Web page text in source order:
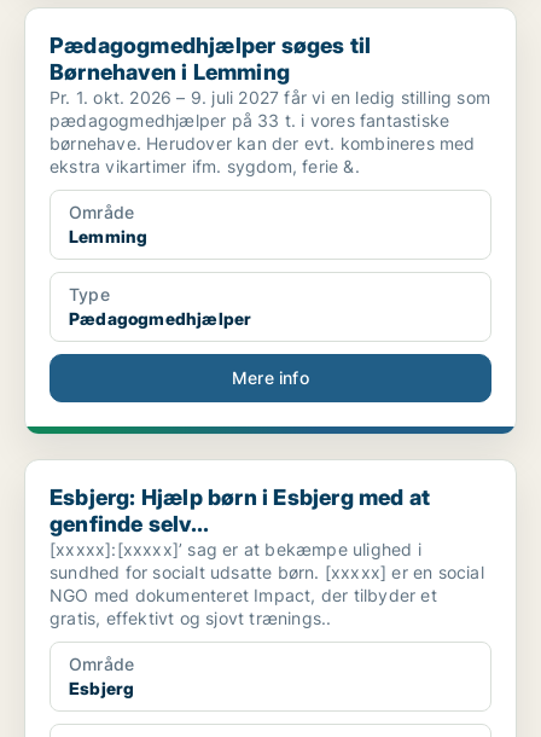
Pædagogmedhjælper søges til Børnehaven i Lemming
Pædagogmedhjælper søges til
Børnehaven i Lemming
Pr. 1. okt. 2026 – 9. juli 2027 får vi en ledig stilling som
pædagogmedhjælper på 33 t. i vores fantastiske
børnehave. Herudover kan der evt. kombineres med
ekstra vikartimer ifm. sygdom, ferie &.
Område
Lemming
Type
Pædagogmedhjælper
Mere info
Esbjerg: Hjælp børn i Esbjerg med at genfinde selv...
Esbjerg: Hjælp børn i Esbjerg med at
genfinde selv...
[xxxxx]:[xxxxx]’ sag er at bekæmpe ulighed i
sundhed for socialt udsatte børn. [xxxxx] er en social
NGO med dokumenteret Impact, der tilbyder et
gratis, effektivt og sjovt trænings..
Område
Esbjerg